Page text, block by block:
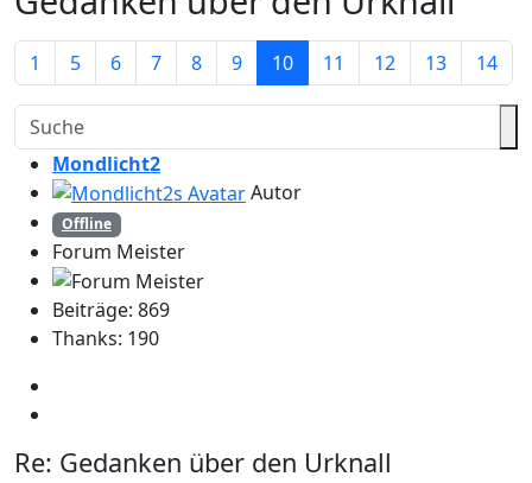
1 5 6 7 8 9 10 11 12 13 14
Mondlicht2
Autor
Offline
Forum Meister
Beiträge: 869
Thanks: 190
Re: Gedanken über den Urknall